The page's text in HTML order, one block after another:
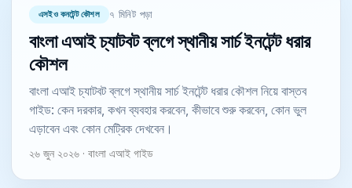
এসইও কনটেন্ট কৌশল ৭ মিনিট পড়া
বাংলা এআই চ্যাটবট ব্লগে স্থানীয় সার্চ ইনটেন্ট ধরার
কৌশল
বাংলা এআই চ্যাটবট ব্লগে স্থানীয় সার্চ ইনটেন্ট ধরার কৌশল নিয়ে বাস্তব
গাইড: কেন দরকার, কখন ব্যবহার করবেন, কীভাবে শুরু করবেন, কোন ভুল
এড়াবেন এবং কোন মেট্রিক দেখবেন।
২৬ জুন ২০২৬ · বাংলা এআই গাইড